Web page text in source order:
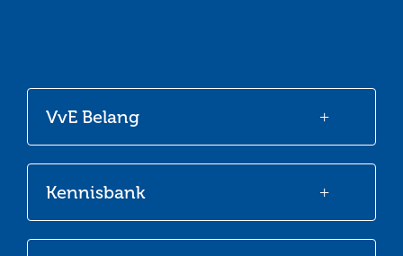
Kennisbank
VvE Belang
Facebook